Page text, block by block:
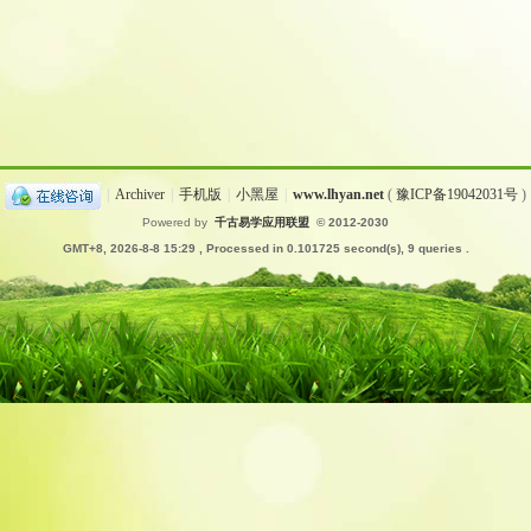
Archiver 手机版 小黑屋 www.lhyan.net ( 豫ICP备19042031号 )
Powered by 千古易学应用联盟 © 2012-2030
GMT+8, 2026-8-8 15:29 , Processed in 0.101725 second(s), 9 queries .